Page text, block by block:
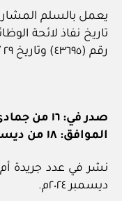
يعمل بالسلم المشار
تاريخ نفاذ لائحة
رقم (٤٣٦٩٥) وتاريخ ٢٩ / ‏٣‏ / ١٤٤٦هـ.
صدر في: ١٦ من جمادى الآخرة ١٤٤٦هـ
الموافق: ١٨ من ديسمبر ٢٠٢٤م
ديسمبر ٢٠٢٤م.